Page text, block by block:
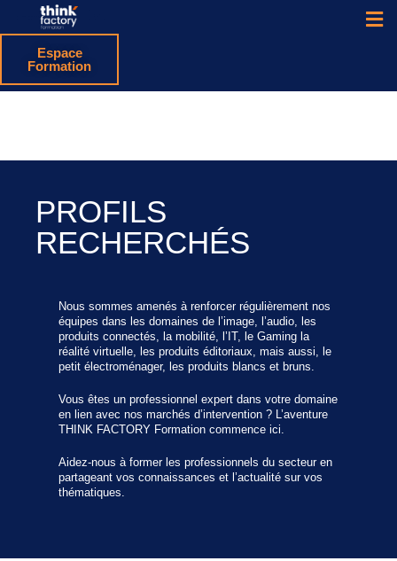
Espace
Formation
PROFILS
RECHERCHÉS
Nous sommes amenés à renforcer régulièrement nos
équipes dans les domaines de l’image, l’audio, les
produits connectés, la mobilité, l’IT, le Gaming la
réalité virtuelle, les produits éditoriaux, mais aussi, le
petit électroménager, les produits blancs et bruns.
Vous êtes un professionnel expert dans votre domaine
en lien avec nos marchés d’intervention ? L’aventure
THINK FACTORY Formation commence ici.
Aidez-nous à former les professionnels du secteur en
partageant vos connaissances et l’actualité sur vos
thématiques.